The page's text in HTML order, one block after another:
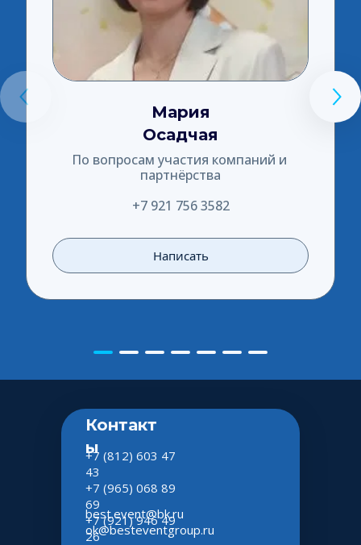
Мария
Осадчая
По вопросам участия компаний и
партнёрства
+7 921 756 3582
Написать
Контакт
ы
+7 (812) 603 47
43
+7 (965) 068 89
69
+7 (921) 946 49
26
best.event@bk.ru
ok@besteventgroup.ru